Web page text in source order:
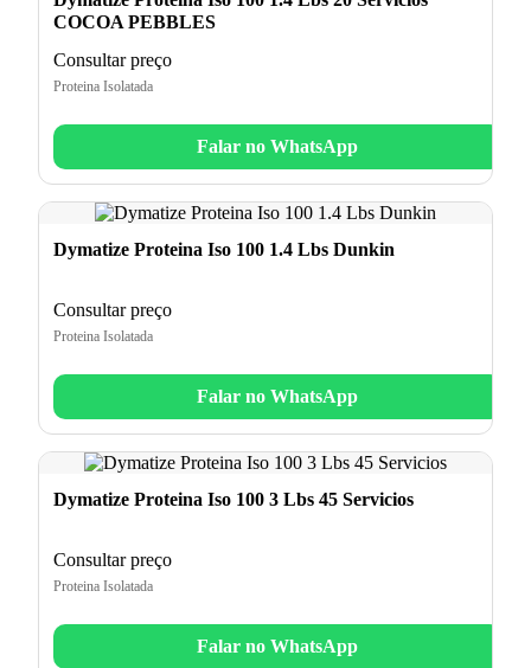
COCOA PEBBLES
Consultar preço
Proteina Isolatada
Falar no WhatsApp
Dymatize Proteina Iso 100 1.4 Lbs Dunkin
Consultar preço
Proteina Isolatada
Falar no WhatsApp
Dymatize Proteina Iso 100 3 Lbs 45 Servicios
Consultar preço
Proteina Isolatada
Falar no WhatsApp